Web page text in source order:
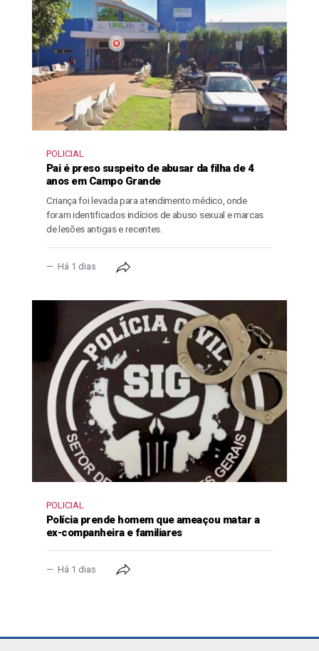
POLICIAL
Pai é preso suspeito de abusar da filha de 4
anos em Campo Grande
Criança foi levada para atendimento médico, onde
foram identificados indícios de abuso sexual e marcas
de lesões antigas e recentes.
Há 1 dias
POLICIAL
Polícia prende homem que ameaçou matar a
ex-companheira e familiares
Há 1 dias